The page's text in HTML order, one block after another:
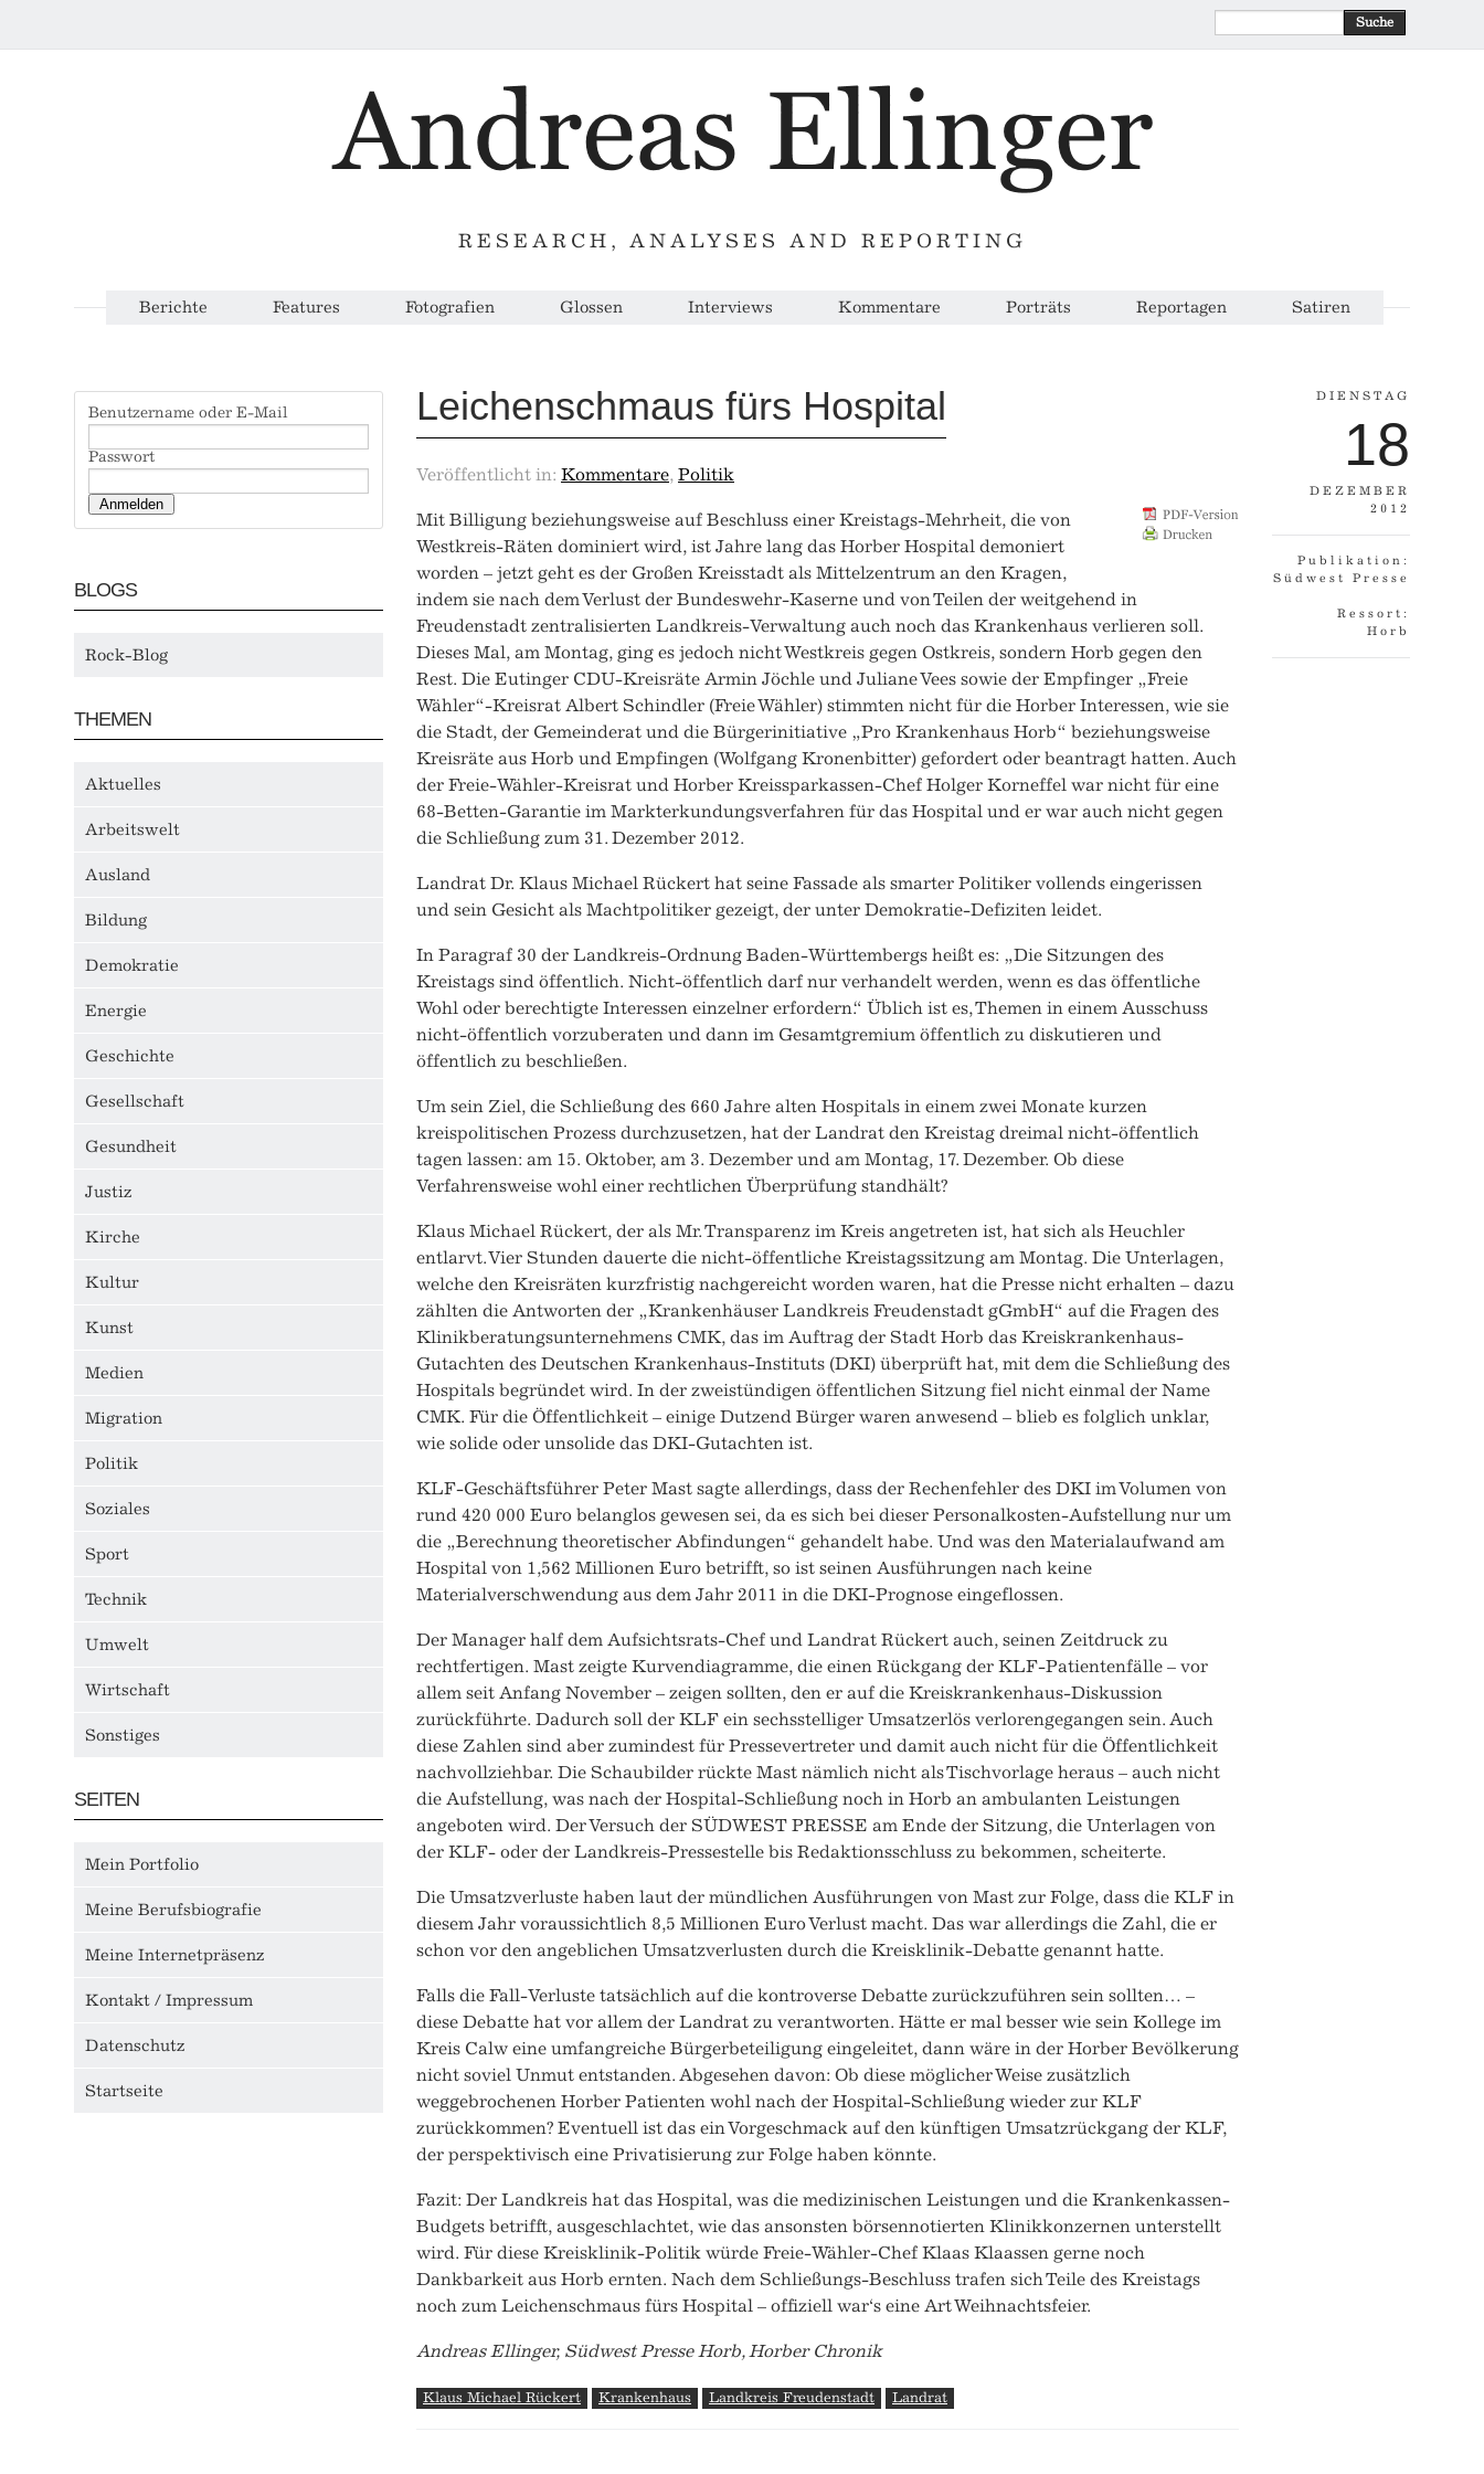
Suche
RESEARCH, ANALYSES AND REPORTING
Berichte Features Fotografien Glossen Interviews Kommentare Porträts Reportagen Satiren
Benutzername oder E-Mail
Passwort
BLOGS
Rock-Blog
THEMEN
Aktuelles
Arbeitswelt
Ausland
Bildung
Demokratie
Energie
Geschichte
Gesellschaft
Gesundheit
Justiz
Kirche
Kultur
Kunst
Medien
Migration
Politik
Soziales
Sport
Technik
Umwelt
Wirtschaft
Sonstiges
SEITEN
Mein Portfolio
Meine Berufsbiografie
Meine Internetpräsenz
Kontakt / Impressum
Datenschutz
Startseite
Leichenschmaus fürs Hospital
Veröffentlicht in: Kommentare, Politik
Mit Billigung beziehungsweise auf Beschluss einer Kreistags-Mehrheit, die von
Westkreis-Räten dominiert wird, ist Jahre lang das Horber Hospital demoniert
worden – jetzt geht es der Großen Kreisstadt als Mittelzentrum an den Kragen,
indem sie nach dem Verlust der Bundeswehr-Kaserne und von Teilen der weitgehend in
Freudenstadt zentralisierten Landkreis-Verwaltung auch noch das Krankenhaus verlieren soll.
Dieses Mal, am Montag, ging es jedoch nicht Westkreis gegen Ostkreis, sondern Horb gegen den
Rest. Die Eutinger CDU-Kreisräte Armin Jöchle und Juliane Vees sowie der Empfinger „Freie
Wähler“-Kreisrat Albert Schindler (Freie Wähler) stimmten nicht für die Horber Interessen, wie sie
die Stadt, der Gemeinderat und die Bürgerinitiative „Pro Krankenhaus Horb“ beziehungsweise
Kreisräte aus Horb und Empfingen (Wolfgang Kronenbitter) gefordert oder beantragt hatten. Auch
der Freie-Wähler-Kreisrat und Horber Kreissparkassen-Chef Holger Korneffel war nicht für eine
68-Betten-Garantie im Markterkundungsverfahren für das Hospital und er war auch nicht gegen
die Schließung zum 31. Dezember 2012.
Landrat Dr. Klaus Michael Rückert hat seine Fassade als smarter Politiker vollends eingerissen
und sein Gesicht als Machtpolitiker gezeigt, der unter Demokratie-Defiziten leidet.
In Paragraf 30 der Landkreis-Ordnung Baden-Württembergs heißt es: „Die Sitzungen des
Kreistags sind öffentlich. Nicht-öffentlich darf nur verhandelt werden, wenn es das öffentliche
Wohl oder berechtigte Interessen einzelner erfordern.“ Üblich ist es, Themen in einem Ausschuss
nicht-öffentlich vorzuberaten und dann im Gesamtgremium öffentlich zu diskutieren und
öffentlich zu beschließen.
Um sein Ziel, die Schließung des 660 Jahre alten Hospitals in einem zwei Monate kurzen
kreispolitischen Prozess durchzusetzen, hat der Landrat den Kreistag dreimal nicht-öffentlich
tagen lassen: am 15. Oktober, am 3. Dezember und am Montag, 17. Dezember. Ob diese
Verfahrensweise wohl einer rechtlichen Überprüfung standhält?
Klaus Michael Rückert, der als Mr. Transparenz im Kreis angetreten ist, hat sich als Heuchler
entlarvt. Vier Stunden dauerte die nicht-öffentliche Kreistagssitzung am Montag. Die Unterlagen,
welche den Kreisräten kurzfristig nachgereicht worden waren, hat die Presse nicht erhalten – dazu
zählten die Antworten der „Krankenhäuser Landkreis Freudenstadt gGmbH“ auf die Fragen des
Klinikberatungsunternehmens CMK, das im Auftrag der Stadt Horb das Kreiskrankenhaus-
Gutachten des Deutschen Krankenhaus-Instituts (DKI) überprüft hat, mit dem die Schließung des
Hospitals begründet wird. In der zweistündigen öffentlichen Sitzung fiel nicht einmal der Name
CMK. Für die Öffentlichkeit – einige Dutzend Bürger waren anwesend – blieb es folglich unklar,
wie solide oder unsolide das DKI-Gutachten ist.
KLF-Geschäftsführer Peter Mast sagte allerdings, dass der Rechenfehler des DKI im Volumen von
rund 420 000 Euro belanglos gewesen sei, da es sich bei dieser Personalkosten-Aufstellung nur um
die „Berechnung theoretischer Abfindungen“ gehandelt habe. Und was den Materialaufwand am
Hospital von 1,562 Millionen Euro betrifft, so ist seinen Ausführungen nach keine
Materialverschwendung aus dem Jahr 2011 in die DKI-Prognose eingeflossen.
Der Manager half dem Aufsichtsrats-Chef und Landrat Rückert auch, seinen Zeitdruck zu
rechtfertigen. Mast zeigte Kurvendiagramme, die einen Rückgang der KLF-Patientenfälle – vor
allem seit Anfang November – zeigen sollten, den er auf die Kreiskrankenhaus-Diskussion
zurückführte. Dadurch soll der KLF ein sechsstelliger Umsatzerlös verlorengegangen sein. Auch
diese Zahlen sind aber zumindest für Pressevertreter und damit auch nicht für die Öffentlichkeit
nachvollziehbar. Die Schaubilder rückte Mast nämlich nicht als Tischvorlage heraus – auch nicht
die Aufstellung, was nach der Hospital-Schließung noch in Horb an ambulanten Leistungen
angeboten wird. Der Versuch der SÜDWEST PRESSE am Ende der Sitzung, die Unterlagen von
der KLF- oder der Landkreis-Pressestelle bis Redaktionsschluss zu bekommen, scheiterte.
Die Umsatzverluste haben laut der mündlichen Ausführungen von Mast zur Folge, dass die KLF in
diesem Jahr voraussichtlich 8,5 Millionen Euro Verlust macht. Das war allerdings die Zahl, die er
schon vor den angeblichen Umsatzverlusten durch die Kreisklinik-Debatte genannt hatte.
Falls die Fall-Verluste tatsächlich auf die kontroverse Debatte zurückzuführen sein sollten… –
diese Debatte hat vor allem der Landrat zu verantworten. Hätte er mal besser wie sein Kollege im
Kreis Calw eine umfangreiche Bürgerbeteiligung eingeleitet, dann wäre in der Horber Bevölkerung
nicht soviel Unmut entstanden. Abgesehen davon: Ob diese möglicher Weise zusätzlich
weggebrochenen Horber Patienten wohl nach der Hospital-Schließung wieder zur KLF
zurückkommen? Eventuell ist das ein Vorgeschmack auf den künftigen Umsatzrückgang der KLF,
der perspektivisch eine Privatisierung zur Folge haben könnte.
Fazit: Der Landkreis hat das Hospital, was die medizinischen Leistungen und die Krankenkassen-
Budgets betrifft, ausgeschlachtet, wie das ansonsten börsennotierten Klinikkonzernen unterstellt
wird. Für diese Kreisklinik-Politik würde Freie-Wähler-Chef Klaas Klaassen gerne noch
Dankbarkeit aus Horb ernten. Nach dem Schließungs-Beschluss trafen sich Teile des Kreistags
noch zum Leichenschmaus fürs Hospital – offiziell war‘s eine Art Weihnachtsfeier.
Andreas Ellinger, Südwest Presse Horb, Horber Chronik
Klaus Michael Rückert Krankenhaus Landkreis Freudenstadt Landrat
DIENSTAG
18
DEZEMBER
2012
Publikation:
Südwest Presse
Ressort:
Horb